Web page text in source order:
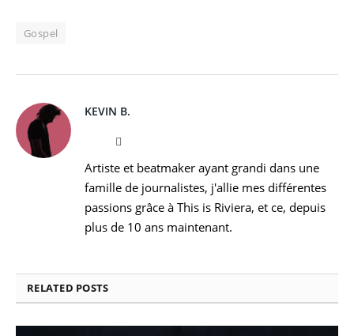
Gospel
KEVIN B.
Website
Artiste et beatmaker ayant grandi dans une
famille de journalistes, j'allie mes différentes
passions grâce à This is Riviera, et ce, depuis
plus de 10 ans maintenant.
RELATED POSTS